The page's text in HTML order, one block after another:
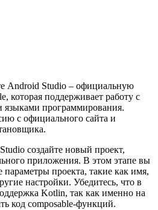
Android Studio – официальную
которая поддерживает работу с
программирования.
с официального сайта и
создайте новый проект,
приложения. В этом этапе вы
параметры проекта, такие как имя,
настройки. Убедитесь, что в
Kotlin, так как именно на
код composable-функций.